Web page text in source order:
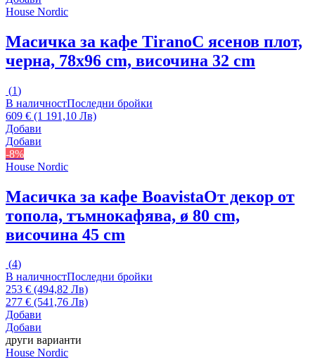
House Nordic
Масичка за кафе TiranoС ясенов плот,
черна, 78x96 cm, височина 32 cm
(1)
В наличностПоследни бройки
609 € (1 191,10 Лв)
Добави
Добави
-8%
House Nordic
Масичка за кафе BoavistaОт декор от
топола, тъмнокафява, ø 80 cm,
височина 45 cm
(4)
В наличностПоследни бройки
253 € (494,82 Лв)
277 € (541,76 Лв)
Добави
Добави
други варианти
House Nordic